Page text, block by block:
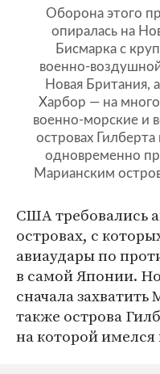
Оборона этого
опиралась на
Бисмарка с
военно-
Новая Британия,
Харбор — на
военно-морские и
островах
одновременно
Марианским
США требовались
островах, с
авиаудары по
в самой Японии.
сначала
также острова
на которой